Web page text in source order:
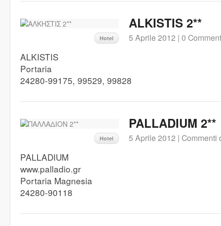
Hotel
ALKISTIS 2**
5 Aprile 2012 | 0
ALKISTIS
Portaria
24280-99175, 99529, 99828
Hotel
PALLADIUM 2**
5 Aprile 2012 | Commenti
PALLADIUM
www.palladio.gr
Portaria Magnesia
24280-90118